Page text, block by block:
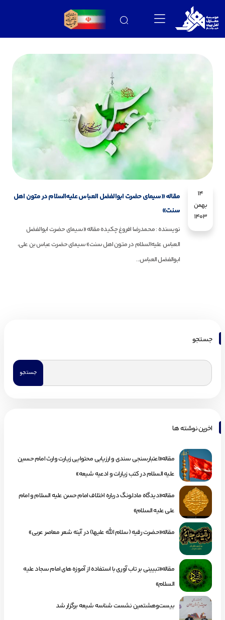
14
بهمن
1403
مقاله «سیمای حضرت ابوالفضل العباس علیه‌السلام در متون اهل
سنت»
نویسنده : محمدرضا افروغ چکیده مقاله «سیمای حضرت ابوالفضل
العباس علیه‌السلام در متون اهل سنت» سیمای حضرت عباس بن علی،
ابوالفضل العباس...
جستجو
اخرین نوشته ها
مقاله«اعتبارسنجی سندی و ارزیابی محتوایی زیارت وارث امام حسین
علیه السلام در کتب زیارات و ادعیه شیعه»
مقاله«دیدگاه مادلونگ درباره اختلاف امام حسن علیه السلام و امام
علی علیه السلام»
مقاله«حضرت رقیه (سلام الله علیها) در آینه شعر معاصر عربی»
مقاله«تبیینی بر تاب آوری با استفاده از آموزه های امام سجاد علیه
السلام»
بیست‌وهشتمین نشست شناسه شیعه برگزار شد